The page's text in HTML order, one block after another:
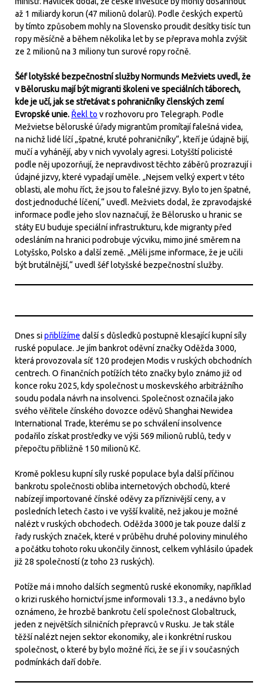
až 1 miliardy korun (47 milionů dolarů). Podle českých expertů
by tímto způsobem mohly na Slovensko proudit desítky tisíc tun
ropy měsíčně a během několika let by se přeprava mohla zvýšit
ze 2 milionů na 3 miliony tun surové ropy ročně.
Šéf lotyšské bezpečnostní služby Normunds Mežviets uvedl, že
v Bělorusku mají být migranti školeni ve speciálních táborech,
kde je učí, jak se střetávat s pohraničníky členských zemí
Evropské unie. Řekl to v rozhovoru pro Telegraph. Podle
Mežvietse běloruské úřady migrantům promítají falešná videa,
na nichž lidé líčí „špatné, kruté pohraničníky“, kteří je údajně bijí,
mučí a vyhánějí, aby v nich vyvolaly agresi. Lotyšští policisté
podle něj upozorňují, že nepravdivost těchto záběrů prozrazují i
údajné jizvy, které vypadají uměle. „Nejsem velký expert v této
oblasti, ale mohu říct, že jsou to falešné jizvy. Bylo to jen špatné,
dost jednoduché líčení,“ uvedl. Mežviets dodal, že zpravodajské
informace podle jeho slov naznačují, že Bělorusko u hranic se
státy EU buduje speciální infrastrukturu, kde migranty před
odesláním na hranici podrobuje výcviku, mimo jiné směrem na
Lotyšsko, Polsko a další země. „Měli jsme informace, že je učili
být brutálnější,“ uvedl šéf lotyšské bezpečnostní služby.
Dnes sipřiblížíme další s důsledků postupně klesající kupní síly
ruské populace. Je jím bankrot oděvní značky Oděžda 3000,
která provozovala síť 120 prodejen Modis v ruských obchodních
centrech. O finančních potížích této značky bylo známo již od
konce roku 2025, kdy společnost u moskevského arbitrážního
soudu podala návrh na insolvenci. Společnost označila jako
svého věřitele čínského dovozce oděvů Shanghai Newidea
International Trade, kterému se po schválení insolvence
podařilo získat prostředky ve výši 569 milionů rublů, tedy v
přepočtu přibližně 150 milionů Kč.
Kromě poklesu kupní síly ruské populace byla další příčinou
bankrotu společnosti obliba internetových obchodů, které
nabízejí importované čínské oděvy za příznivější ceny, a v
posledních letech často i ve vyšší kvalitě, než jakou je možné
nalézt v ruských obchodech. Oděžda 3000 je tak pouze další z
řady ruských značek, které v průběhu druhé poloviny minulého
a počátku tohoto roku ukončily činnost, celkem vyhlásilo úpadek
již 28 společností (z toho 23 ruských).
Potíže má i mnoho dalších segmentů ruské ekonomiky, například
o krizi ruského hornictví jsme informovali 13.3., a nedávno bylo
oznámeno, že hrozbě bankrotu čelí společnost Globaltruck,
jeden z největších silničních přepravců v Rusku. Je tak stále
těžší nalézt nejen sektor ekonomiky, ale i konkrétní ruskou
společnost, o které by bylo možné říci, že se jí i v současných
podmínkách daří dobře.